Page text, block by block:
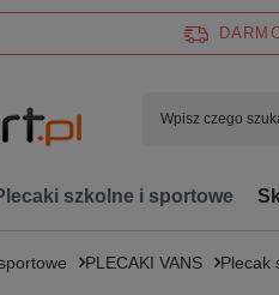
szkolne i sportowe
PLECAKI VANS Plecak